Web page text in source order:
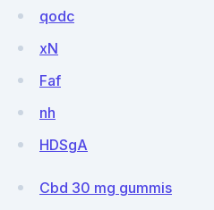
qodc
xN
Faf
nh
HDSgA
Cbd 30 mg gummis